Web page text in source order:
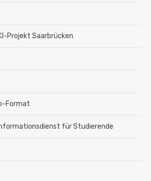
Projekt Saarbrücken
Format
für Studierende